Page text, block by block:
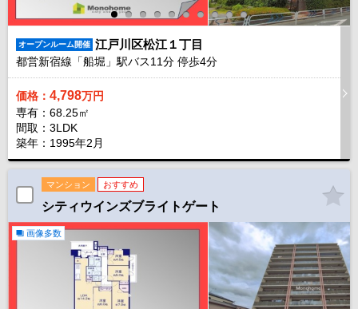
オープンルーム開催 江戸川区松江１丁目
都営新宿線「船堀」駅バス11分 停歩4分
価格： 4,798万円
専有：68.25㎡
間取：3LDK
築年：1995年2月
マンション おすすめ
シティウインズブライトゲート
画像多数